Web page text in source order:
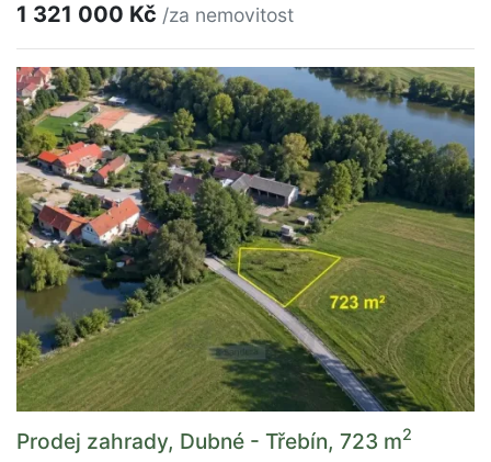
1 321 000 Kč /za nemovitost
Prodej zahrady, Dubné - Třebín, 723 m2